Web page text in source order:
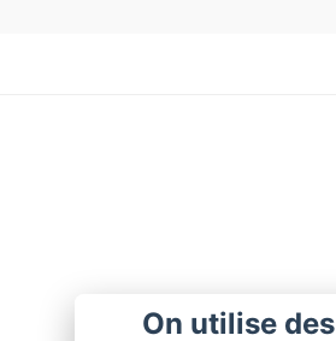
On utilise